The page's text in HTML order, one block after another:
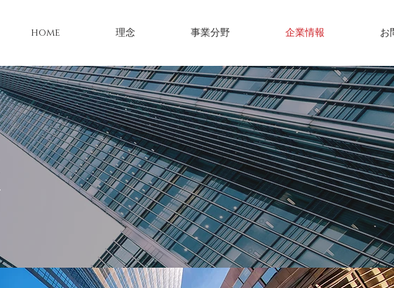
home 理念 事業分野 企業情報 お